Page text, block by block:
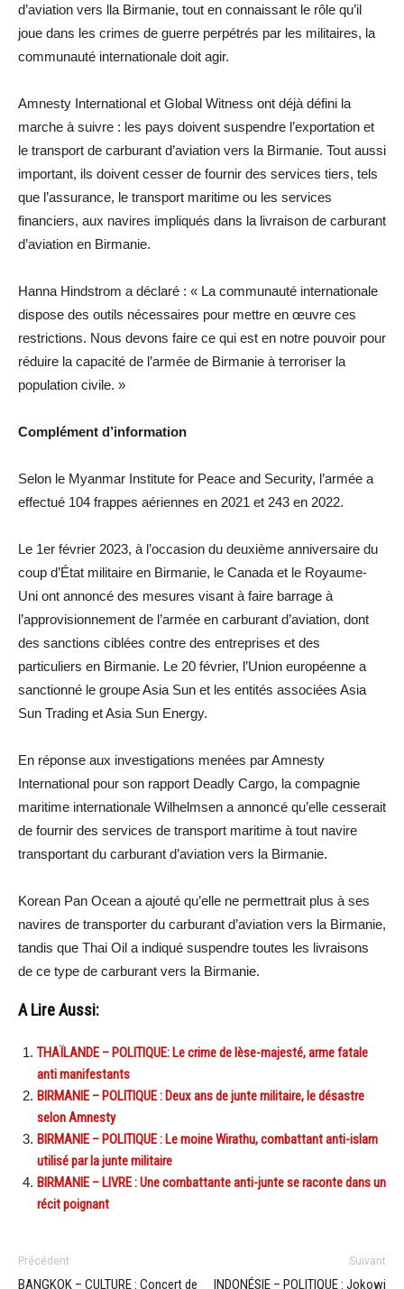
d’aviation vers lla Birmanie, tout en connaissant le rôle qu’il
joue dans les crimes de guerre perpétrés par les militaires, la
communauté internationale doit agir.
Amnesty International et Global Witness ont déjà défini la
marche à suivre : les pays doivent suspendre l’exportation et
le transport de carburant d’aviation vers la Birmanie. Tout aussi
important, ils doivent cesser de fournir des services tiers, tels
que l’assurance, le transport maritime ou les services
financiers, aux navires impliqués dans la livraison de carburant
d’aviation en Birmanie.
Hanna Hindstrom a déclaré : « La communauté internationale
dispose des outils nécessaires pour mettre en œuvre ces
restrictions. Nous devons faire ce qui est en notre pouvoir pour
réduire la capacité de l’armée de Birmanie à terroriser la
population civile. »
Complément d’information
Selon le Myanmar Institute for Peace and Security, l’armée a
effectué 104 frappes aériennes en 2021 et 243 en 2022.
Le 1er février 2023, à l’occasion du deuxième anniversaire du
coup d’État militaire en Birmanie, le Canada et le Royaume-
Uni ont annoncé des mesures visant à faire barrage à
l’approvisionnement de l’armée en carburant d’aviation, dont
des sanctions ciblées contre des entreprises et des
particuliers en Birmanie. Le 20 février, l’Union européenne a
sanctionné le groupe Asia Sun et les entités associées Asia
Sun Trading et Asia Sun Energy.
En réponse aux investigations menées par Amnesty
International pour son rapport Deadly Cargo, la compagnie
maritime internationale Wilhelmsen a annoncé qu’elle cesserait
de fournir des services de transport maritime à tout navire
transportant du carburant d’aviation vers la Birmanie.
Korean Pan Ocean a ajouté qu’elle ne permettrait plus à ses
navires de transporter du carburant d’aviation vers la Birmanie,
tandis que Thai Oil a indiqué suspendre toutes les livraisons
de ce type de carburant vers la Birmanie.
A Lire Aussi:
THAÏLANDE – POLITIQUE: Le crime de lèse-majesté, arme fatale
anti manifestants
BIRMANIE – POLITIQUE : Deux ans de junte militaire, le désastre
selon Amnesty
BIRMANIE – POLITIQUE : Le moine Wirathu, combattant anti-islam
utilisé par la junte militaire
BIRMANIE – LIVRE : Une combattante anti-junte se raconte dans un
récit poignant
Précédent
BANGKOK – CULTURE : Concert de
Suivant
INDONÉSIE – POLITIQUE : Jokowi